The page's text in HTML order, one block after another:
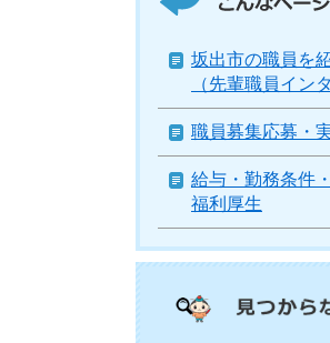
坂出市の職員を
（先輩職員イン
職員募集応募・
給与・勤務条件
福利厚生